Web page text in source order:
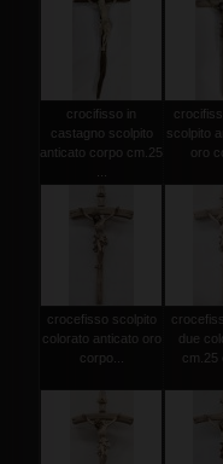
crocifisso in
castagno scolpito
anticato corpo cm.25
scolpito
oro
crocefisso scolpito
colorato anticato oro
corpo...
due
cm.25